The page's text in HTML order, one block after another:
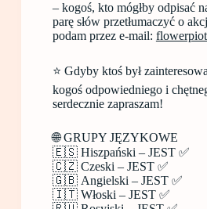
– kogoś, kto mógłby odpisać
parę słów przetłumaczyć o
podam przez e-mail:
⭐️ Gdyby ktoś był
kogoś odpowiedniego i
serdecznie zapraszam!
🌐 GRUPY JĘZYKOWE
🇪🇸 Hiszpański – JEST ✅
🇨🇿 Czeski – JEST ✅
🇬🇧 Angielski – JEST ✅
🇮🇹 Włoski – JEST ✅